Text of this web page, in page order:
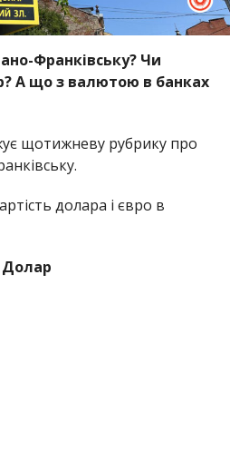
Франківську? Чи
А що з валютою в банках
щотижневу рубрику про
долара і євро в
Долар